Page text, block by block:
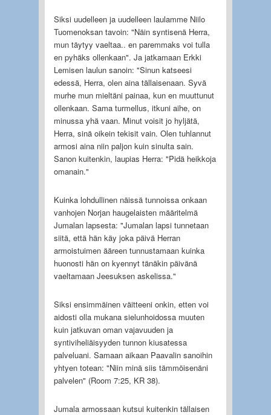
Siksi uudelleen ja uudelleen laulamme Niilo
Tuomenoksan tavoin: "Näin syntisenä Herra,
mun täytyy vaeltaa.. en paremmaks voi tulla
en pyhäks ollenkaan". Ja jatkamaan Erkki
Lemisen laulun sanoin: "Sinun katseesi
edessä, Herra, olen aina tällaisenaan. Syvä
murhe mun mieltäni painaa, kun en muuttunut
ollenkaan. Sama turmellus, itkuni aihe, on
minussa yhä vaan. Minut voisit jo hyljätä,
Herra, sinä oikein tekisit vain. Olen tuhlannut
armosi aina niin paljon kuin sinulta sain.
Sanon kuitenkin, laupias Herra: "Pidä heikkoja
omanain."
Kuinka lohdullinen näissä tunnoissa onkaan
vanhojen Norjan haugelaisten määritelmä
Jumalan lapsesta: "Jumalan lapsi tunnetaan
siitä, että hän käy joka päivä Herran
armoistuimen ääreen tunnustamaan kuinka
huonosti hän on kyennyt tänäkin päivänä
vaeltamaan Jeesuksen askelissa."
Siksi ensimmäinen väitteeni onkin, etten voi
aidosti olla mukana sielunhoidossa muuten
kuin jatkuvan oman vajavuuden ja
syntiviheliäisyyden tunnon kiusatessa
palveluani. Samaan aikaan Paavalin sanoihin
yhtyen totean: "Niin minä siis tämmöisenäni
palvelen" (Room 7:25, KR 38).
Jumala armossaan kutsui kuitenkin tällaisen